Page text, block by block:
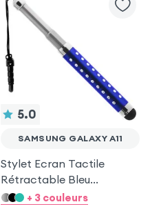
5.0
SAMSUNG GALAXY A11
Stylet Ecran Tactile
Rétractable Bleu
Adaptable Jack 3.5 mm
+ 3 couleurs